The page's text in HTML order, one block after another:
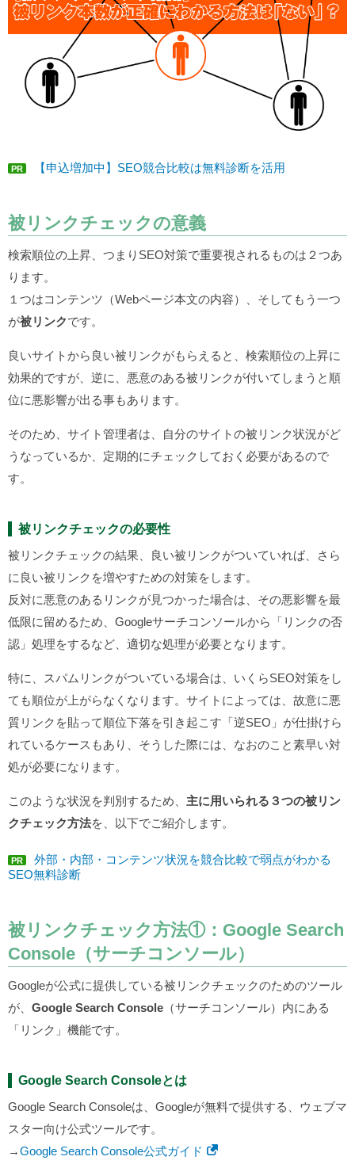
PR 【申込増加中】SEO競合比較は無料診断を活用
被リンクチェックの意義
検索順位の上昇、つまりSEO対策で重要視されるものは２つあ
ります。
１つはコンテンツ（Webページ本文の内容）、そしてもう一つ
が被リンクです。
良いサイトから良い被リンクがもらえると、検索順位の上昇に
効果的ですが、逆に、悪意のある被リンクが付いてしまうと順
位に悪影響が出る事もあります。
そのため、サイト管理者は、自分のサイトの被リンク状況がど
うなっているか、定期的にチェックしておく必要があるので
す。
被リンクチェックの必要性
被リンクチェックの結果、良い被リンクがついていれば、さら
に良い被リンクを増やすための対策をします。
反対に悪意のあるリンクが見つかった場合は、その悪影響を最
低限に留めるため、Googleサーチコンソールから「リンクの否
認」処理をするなど、適切な処理が必要となります。
特に、スパムリンクがついている場合は、いくらSEO対策をし
ても順位が上がらなくなります。サイトによっては、故意に悪
質リンクを貼って順位下落を引き起こす「逆SEO」が仕掛けら
れているケースもあり、そうした際には、なおのこと素早い対
処が必要になります。
このような状況を判別するため、 主に用いられる３つの被リン
クチェック方法を、以下でご紹介します。
PR
外部・内部・コンテンツ状況を競合比較で弱点がわかる
SEO無料診断
被リンクチェック方法①：Google Search
Console（サーチコンソール）
Googleが公式に提供している被リンクチェックのためのツール
が、 Google Search Console （サーチコンソール）内にある
「リンク」機能です。
Google Search Consoleとは
Google Search Consoleは、Googleが無料で提供する、ウェブマ
スター向け公式ツールです。
→Google Search Console公式ガイド